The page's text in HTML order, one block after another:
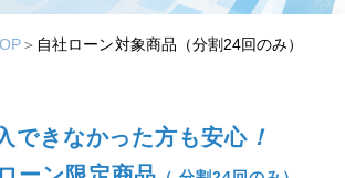
＞ 自社ローン対象商品（分割24回のみ）
できなかった方も安心 ！